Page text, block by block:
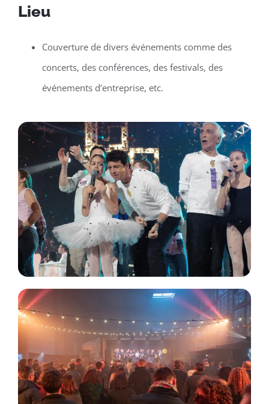
Lieu
Couverture de divers événements comme des
concerts, des conférences, des festivals, des
événements d’entreprise, etc.